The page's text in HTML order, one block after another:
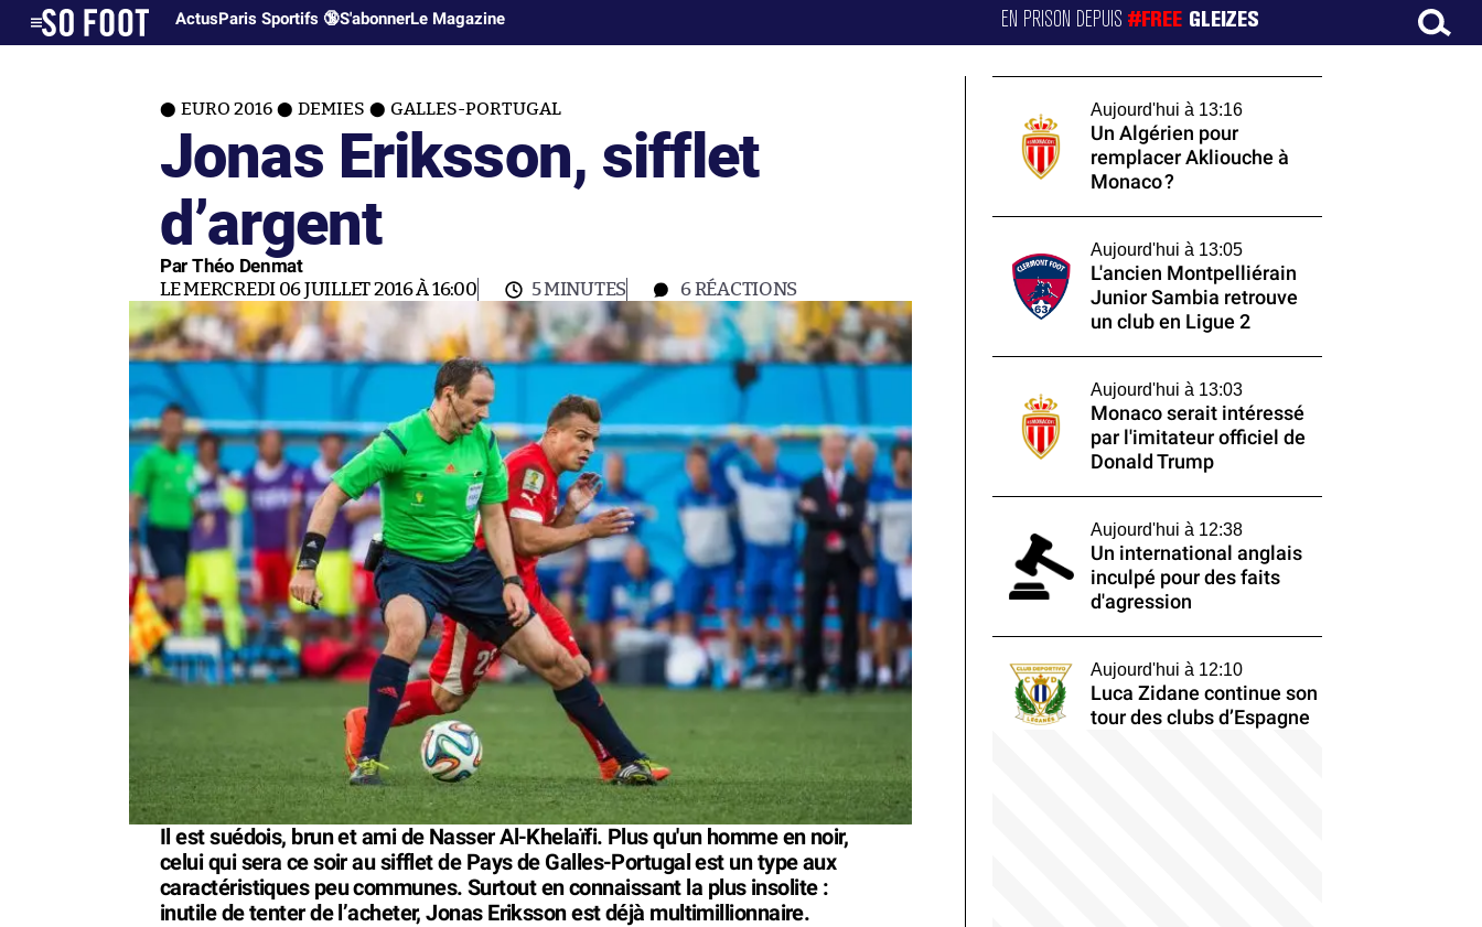
ActusParis Sportifs 🔞S'abonnerLe Magazine EN PRISON DEPUIS#FREE GLEIZES
EURO 2016 DEMIES GALLES-PORTUGAL
Jonas Eriksson, sifflet
d’argent
Par Théo Denmat
LE MERCREDI 06 JUILLET 2016 À 16:00 5 MINUTES 6RÉACTIONS
Il est suédois, brun et ami de Nasser Al-Khelaïfi. Plus qu'un homme en noir,
celui qui sera ce soir au sifflet de Pays de Galles-Portugal est un type aux
caractéristiques peu communes. Surtout en connaissant la plus insolite :
inutile de tenter de l’acheter, Jonas Eriksson est déjà multimillionnaire.
Aujourd'hui à 13:16
Un Algérien pour
remplacer Akliouche à
Monaco ?
Aujourd'hui à 13:05
L'ancien Montpelliérain
Junior Sambia retrouve
un club en Ligue 2
Aujourd'hui à 13:03
Monaco serait intéressé
par l'imitateur officiel de
Donald Trump
Aujourd'hui à 12:38
Un international anglais
inculpé pour des faits
d'agression
Aujourd'hui à 12:10
Luca Zidane continue son
tour des clubs d’Espagne